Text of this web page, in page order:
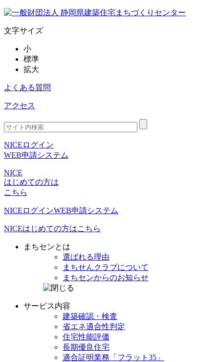
文字サイズ
小
標準
拡大
よくある質問
アクセス
NICEログイン
WEB申請システム
NICE
はじめての方は
こちら
NICEログインWEB申請システム
NICEはじめての方はこちら
まちセンとは
選ばれる理由
まちせんクラブについて
まちセンからのお知らせ
サービス内容
建築確認・検査
省エネ適合性判定
住宅性能評価
長期優良住宅
適合証明業務 「フラット35」